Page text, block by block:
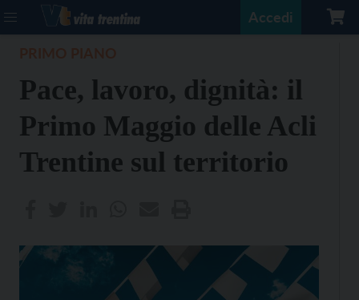
Accedi
Pace, lavoro, dignità: il
Primo Maggio delle Acli
Trentine sul territorio